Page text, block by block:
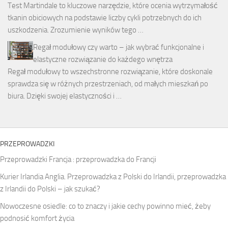
Test Martindale to kluczowe narzędzie, które ocenia wytrzymałość
tkanin obiciowych na podstawie liczby cykli potrzebnych do ich
uszkodzenia. Zrozumienie wyników tego …
Regał modułowy czy warto – jak wybrać funkcjonalne i
elastyczne rozwiązanie do każdego wnętrza
Regał modułowy to wszechstronne rozwiązanie, które doskonale
sprawdza się w różnych przestrzeniach, od małych mieszkań po
biura. Dzięki swojej elastyczności i …
PRZEPROWADZKI
Przeprowadzki Francja : przeprowadzka do Francji
Kurier Irlandia Anglia. Przeprowadzka z Polski do Irlandii, przeprowadzka
z Irlandii do Polski – jak szukać?
Nowoczesne osiedle: co to znaczy i jakie cechy powinno mieć, żeby
podnosić komfort życia